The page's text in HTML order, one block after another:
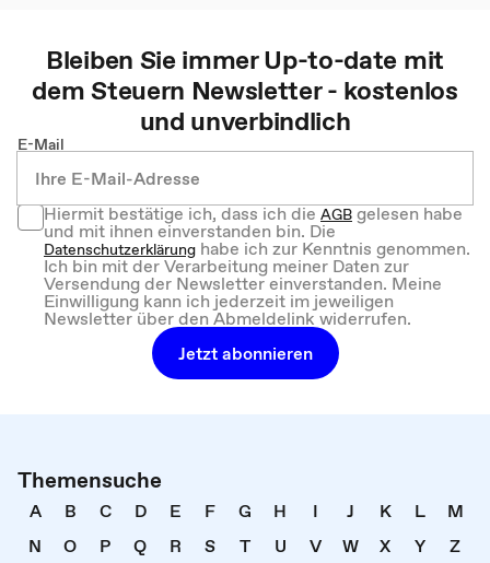
Bleiben Sie immer Up-to-date mit
demSteuern Newsletter - kostenlos
und unverbindlich
E-Mail
Hiermit bestätige ich, dass ich dieAGBgelesen habe
und mit ihnen einverstanden bin. Die
Datenschutzerklärung habe ich zur Kenntnis genommen.
Ich bin mit der Verarbeitung meiner Daten zur
Versendung der Newsletter einverstanden. Meine
Einwilligung kann ich jederzeit im jeweiligen
Newsletter über den Abmeldelink widerrufen.
Jetzt abonnieren
Themensuche
A B C D E F G H I J K L
M
N
O P Q R S T U V W X Y
Z